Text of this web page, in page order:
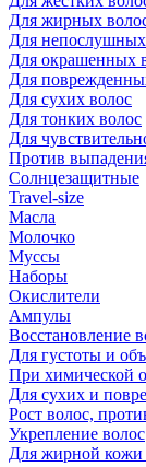
Для жирных
Для
Для окрашенных
Для
Для сухих волос
Для тонких волос
Для
Против
Солнцезащитные
Travel-size
Масла
Молочко
Муссы
Наборы
Окислители
Ампулы
Восстановление
Для густоты и
При химической
Для сухих и
Рост волос,
Укрепление волос
Для жирной кожи